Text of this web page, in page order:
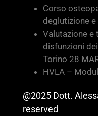
Corso
deglutizione
Valutazione
disfunzioni
Torino 28
HVLA –
@2025 Dott.
reserved